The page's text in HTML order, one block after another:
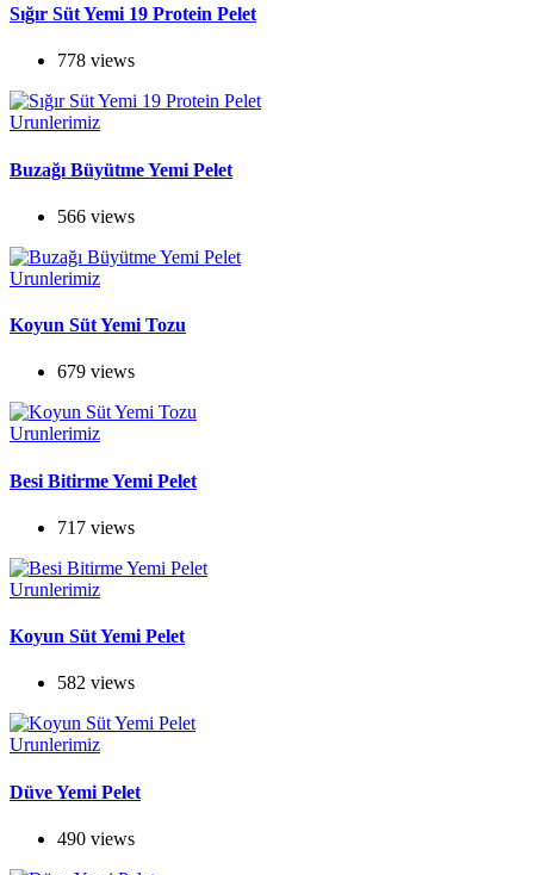
Sığır Süt Yemi 19 Protein Pelet
778 views
Urunlerimiz
Buzağı Büyütme Yemi Pelet
566 views
Urunlerimiz
Koyun Süt Yemi Tozu
679 views
Urunlerimiz
Besi Bitirme Yemi Pelet
717 views
Urunlerimiz
Koyun Süt Yemi Pelet
582 views
Urunlerimiz
Düve Yemi Pelet
490 views